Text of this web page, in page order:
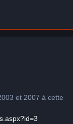
et 2007 à cette